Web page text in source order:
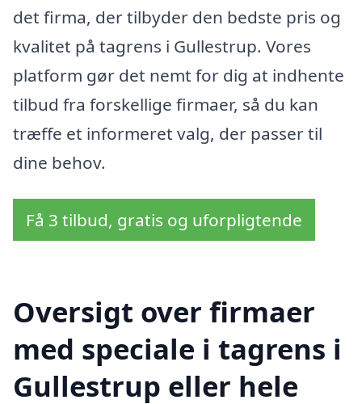
det firma, der tilbyder den bedste pris og
kvalitet på tagrens i Gullestrup. Vores
platform gør det nemt for dig at indhente
tilbud fra forskellige firmaer, så du kan
træffe et informeret valg, der passer til
dine behov.
Få 3 tilbud, gratis og uforpligtende
Oversigt over firmaer
med speciale i tagrens i
Gullestrup eller hele